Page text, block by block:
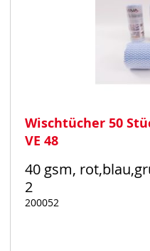
Wischtücher 50
VE 48
40 gsm,
2
200052